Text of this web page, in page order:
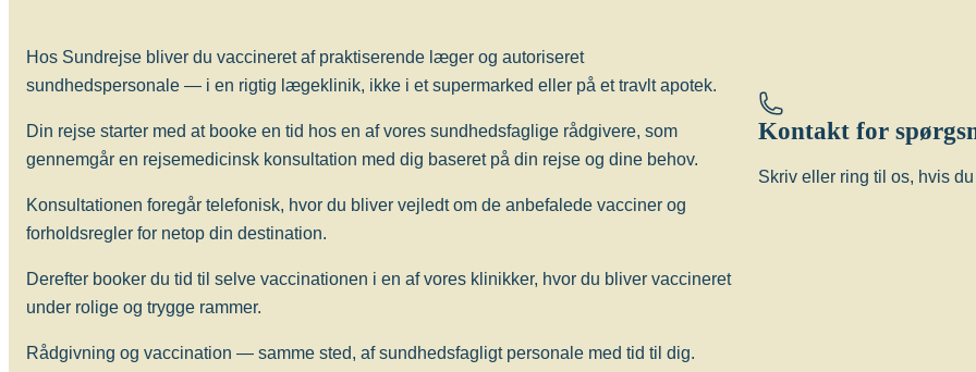
Hos Sundrejse bliver du vaccineret af praktiserende læger og autoriseret
sundhedspersonale — i en rigtig lægeklinik, ikke i et supermarked eller på et travlt apotek.
Din rejse starter med at booke en tid hos en af vores sundhedsfaglige rådgivere, som
gennemgår en rejsemedicinsk konsultation med dig baseret på din rejse og dine behov.
Konsultationen foregår telefonisk, hvor du bliver vejledt om de anbefalede vacciner og
forholdsregler for netop din destination.
Derefter booker du tid til selve vaccinationen i en af vores klinikker, hvor du bliver vaccineret
under rolige og trygge rammer.
Rådgivning og vaccination — samme sted, af sundhedsfagligt personale med tid til dig.
Kontakt for
Skriv eller ring til os, hvis